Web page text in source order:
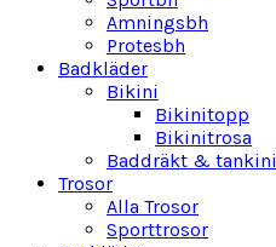
Amningsbh
Protesbh
Badkläder
Bikini
Bikinitopp
Bikinitrosa
Baddräkt & tankini
Trosor
Alla Trosor
Sporttrosor